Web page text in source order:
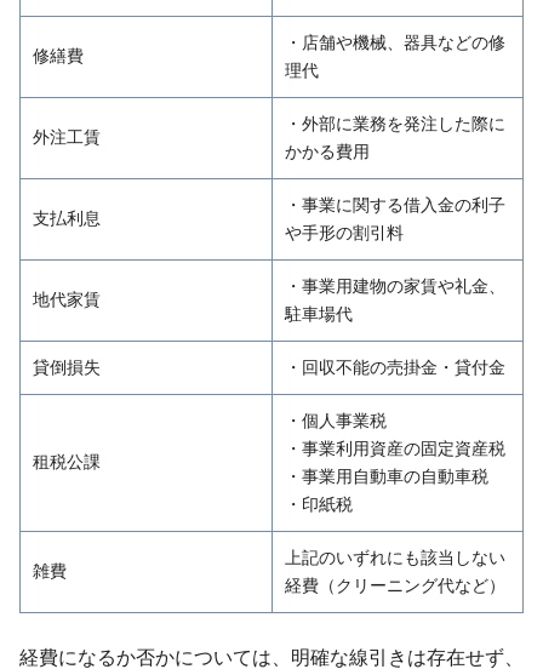
修繕費
・店舗や機械、器具などの修
理代
外注工賃
・外部に業務を発注した際に
かかる費用
支払利息
・事業に関する借入金の利子
や手形の割引料
地代家賃
・事業用建物の家賃や礼金、
駐車場代
貸倒損失 ・回収不能の売掛金・貸付金
租税公課
・個人事業税
・事業利用資産の固定資産税
・事業用自動車の自動車税
・印紙税
雑費
上記のいずれにも該当しない
経費（クリーニング代など）
経費になるか否かについては、明確な線引きは存在せず、